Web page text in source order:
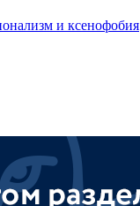
и ксенофобия